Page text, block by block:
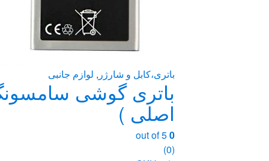
باتری،کابل و شارژر , لوازم جانبی
اصلی )
0
(0)